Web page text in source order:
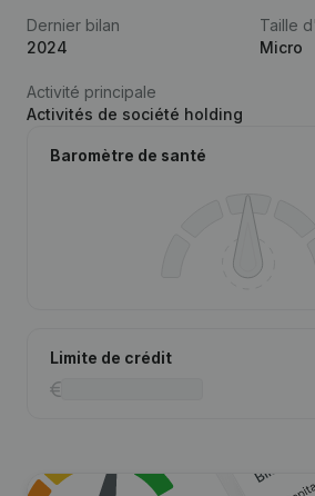
Dernier bilan
2024
Taille
Micro
Activité principale
Activités de société holding
Baromètre de santé
Limite de crédit